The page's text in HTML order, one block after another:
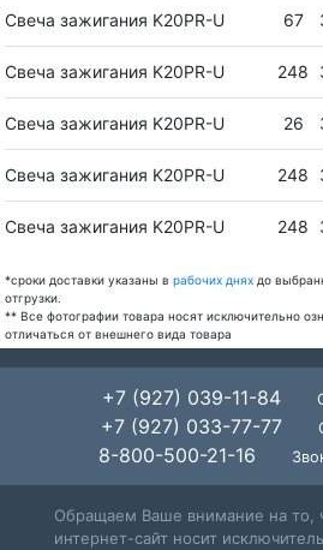
Свеча зажигания K20PR-U 67
Свеча зажигания K20PR-U 248
Свеча зажигания K20PR-U 26
Свеча зажигания K20PR-U 248
Свеча зажигания K20PR-U 248
*сроки доставки указаны в рабочих днях до
отгрузки.
** Все фотографии товара носят исключительно
отличаться от внешнего вида товара
+7 (927) 039-11-84
+7 (927) 033-77-77
8-800-500-21-16
Обращаем Ваше внимание на то,
интернет-сайт носит